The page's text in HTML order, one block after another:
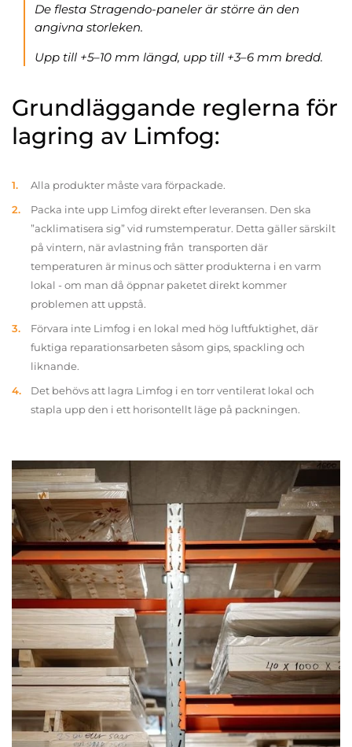
De flesta Stragendo-paneler är större än den
angivna storleken.
Upp till +5–10 mm längd, upp till +3–6 mm bredd.
Grundläggande reglerna för
lagring av Limfog:
Alla produkter måste vara förpackade.
Packa inte upp Limfog direkt efter leveransen. Den ska
”acklimatisera sig” vid rumstemperatur. Detta gäller särskilt
på vintern, när avlastning från transporten där
temperaturen är minus och sätter produkterna i en varm
lokal - om man då öppnar paketet direkt kommer
problemen att uppstå.
Förvara inte Limfog i en lokal med hög luftfuktighet, där
fuktiga reparationsarbeten såsom gips, spackling och
liknande.
Det behövs att lagra Limfog i en torr ventilerat lokal och
stapla upp den i ett horisontellt läge på packningen.